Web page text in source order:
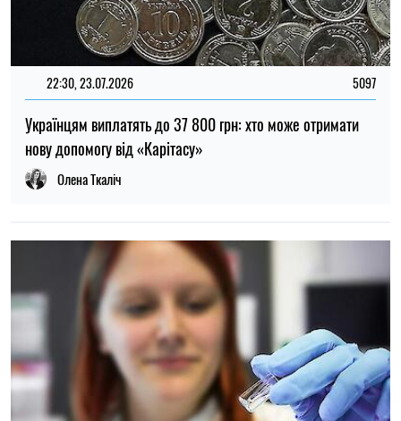
12:26, 02.06.2026 161
Наступ Росії дав негативний результат: у 2026 ворог
втратив більше територій, ніж окупував - ISW
Ірина Де Люсто